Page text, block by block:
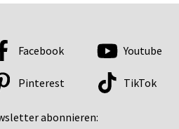
abonnieren:
Facebook Youtube
Pinterest TikTok